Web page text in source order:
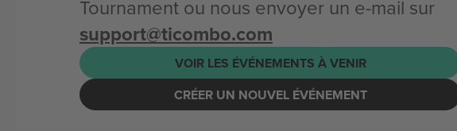
Tournament ou nous envoyer un e-mail sur
support@ticombo.com
VOIR LES ÉVÉNEMENTS À VENIR
CRÉER UN NOUVEL ÉVÉNEMENT